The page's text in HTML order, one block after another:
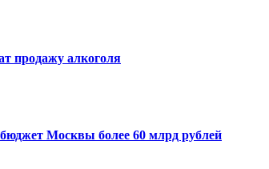
продажу алкоголя
Москвы более 60 млрд рублей